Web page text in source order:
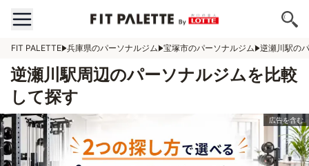
FIT PALETTE 兵庫県のパーソナルジム 宝塚市のパーソナルジム 逆瀬川駅の
逆瀬川駅周辺のパーソナルジムを比較
して探す